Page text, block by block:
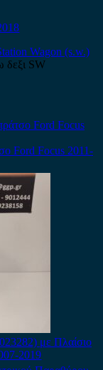
δεξι SW
Ford Focus 2011-
με Πλαίσιο
2019